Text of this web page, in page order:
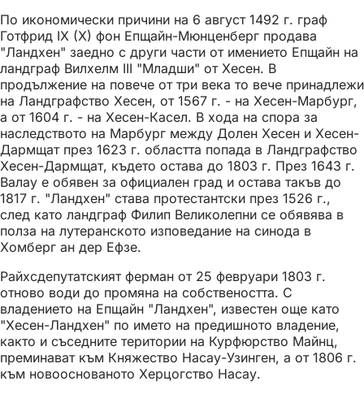
По икономически причини на 6 август 1492 г. граф
Готфрид IX (X) фон Епщайн-Мюнценберг продава
"Ландхен" заедно с други части от имението Епщайн на
ландграф Вилхелм III "Младши" от Хесен. В
продължение на повече от три века то вече принадлежи
на Ландграфство Хесен, от 1567 г. - на Хесен-Марбург,
а от 1604 г. - на Хесен-Касел. В хода на спора за
наследството на Марбург между Долен Хесен и Хесен-
Дармщат през 1623 г. областта попада в Ландграфство
Хесен-Дармщат, където остава до 1803 г. През 1643 г.
Валау е обявен за официален град и остава такъв до
1817 г. "Ландхен" става протестантски през 1526 г.,
след като ландграф Филип Великолепни се обявява в
полза на лутеранското изповедание на синода в
Хомберг ан дер Ефзе.
Райхсдепутатският ферман от 25 февруари 1803 г.
отново води до промяна на собствеността. С
владението на Епщайн "Ландхен", известен още като
"Хесен-Ландхен" по името на предишното владение,
както и съседните територии на Курфюрство Майнц,
преминават към Княжество Насау-Узинген, а от 1806 г.
към новооснованото Херцогство Насау.